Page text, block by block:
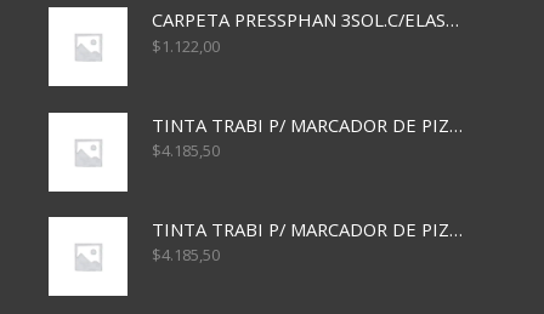
CARPETA PRESSPHAN 3SOL.C/ELAST MARRON A4 P01A
$1.122,00
TINTA TRABI P/ MARCADOR DE PIZARRA x30ml AZUL
$4.185,50
TINTA TRABI P/ MARCADOR DE PIZARRA x30ml ROJO
$4.185,50